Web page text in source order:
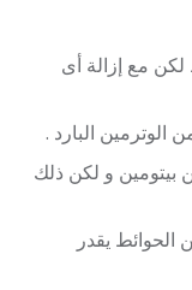
لكن مع إزالة أى
الوترمين البارد .
بيتومين و لكن ذلك
الحوائط يقدر